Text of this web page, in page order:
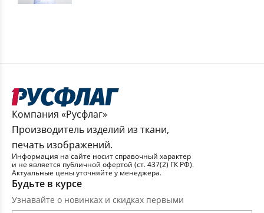
Компания «Русфлаг»
Производитель изделий из ткани,
печать изображений.
Информация на сайте носит справочный характер
и не является публичной офертой (ст. 437(2) ГК РФ).
Актуальные цены уточняйте у менеджера.
Будьте в курсе
Узнавайте о новинках и скидках первыми